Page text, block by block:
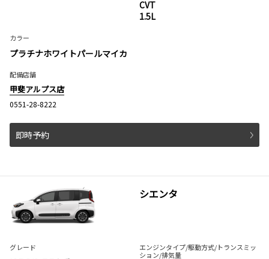
CVT
1.5L
カラー
プラチナホワイトパールマイカ
配備店舗
甲斐アルプス店
0551-28-8222
即時予約
シエンタ
グレード エンジンタイプ/駆動方式/トランスミッ
ション/排気量